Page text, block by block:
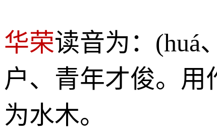
华荣读音为：(huá
户、青年才俊。
为水木。